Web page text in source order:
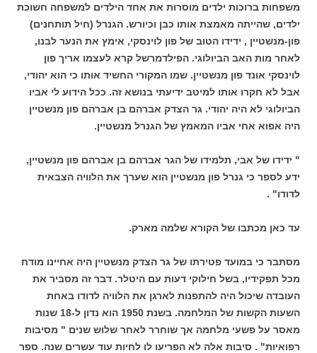
משפחות ברוכות ילדים מוסרות את אחד הילדים למשפחה חשוכת
ילדים, שהייתה מאמצת אותו כבן וכיורש. הגנרל (חיל תותחנים)
פון-מנשטיין , ידידו הטוב של פון לוינסקי, אימץ את הנער לבנו,
לאחר מות האב הביולוגי. הפילדמרשל קרא לעצמו אריך פון
לוינסקי אונד פון מנשטיין. שמו המקורי החשיד אותו כי הוא יהודי,
אבל לא חקרו אותו למיטב ידיעתי בנושא זה. ככל הידוע לי אביו
הביולוגי לא היה יהודי. גר הצדק אברהם בן אברהם פון מנשטיין
היה אפוא אחי אביו המאמץ של הגנרל מנשטיין.
" ידידו של אבי, תלמידו של הגר אברהם בן אברהם פון מנשטיין,
ידע לספר כי גנרל פון מנשטיין הוא שערך את הלוויה הצבאית
לדודו" .
עד כאן מכתבו של הקורא שלמה מארק.
מסתבר כי במועד פטירתו של גר הצדק מנשטיין היה אחיינו מודח
מכל תפקידיו, בשל חילוקי דעות עם היטלר. דבר זה מסביר את
העובדה שיכול היה להתפנות לארגן את הלוויה לדודו באחת
השעות הקשות של המלחמה. בשנת 1950 הוא נדון ל-18 שנות
מאסר על פשעי מלחמה אך שוחרר לאחר שלוש שנים " מסיבות
רפואיות" . סיבות אלה לא הפריעו לו לחיות עוד עשרים שנה. ספר